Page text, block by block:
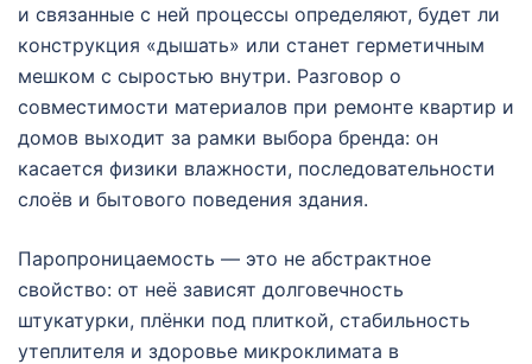
и связанные с ней процессы определяют, будет ли
конструкция «дышать» или станет герметичным
мешком с сыростью внутри. Разговор о
совместимости материалов при ремонте квартир и
домов выходит за рамки выбора бренда: он
касается физики влажности, последовательности
слоёв и бытового поведения здания.
Паропроницаемость — это не абстрактное
свойство: от неё зависят долговечность
штукатурки, плёнки под плиткой, стабильность
утеплителя и здоровье микроклимата в